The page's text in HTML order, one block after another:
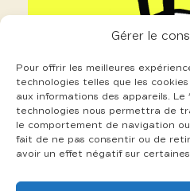
Gérer le
Pour offrir les meilleures
technologies telles que les
aux informations des appareils.
technologies nous permettra de
le comportement de navigation
fait de ne pas consentir ou de
avoir un effet négatif sur
17 Piettre Guillaume